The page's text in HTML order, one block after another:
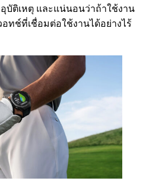
บัติเหตุ และแน่นอนว่าถ้าใช้งาน
ทช์ที่เชื่อมต่อใช้งานได้อย่างไร้